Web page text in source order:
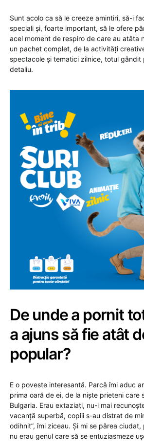
Sunt acolo ca să le creeze amintiri, să-i
speciali și, foarte important, să le ofere
acel moment de respiro de care au atâta
un pachet complet, de la activități
spectacole și tematici zilnice, totul gândit
detaliu.
De unde a pornit
a ajuns să fie atât
popular?
E o poveste interesantă. Parcă îmi aduc
prima oară de ei, de la niște prieteni care
Bulgaria. Erau extaziați, nu-i mai
vacanță superbă, copiii s-au distrat de
odihnit”, îmi ziceau. Și mi se părea
nu erau genul care să se entuziasmeze